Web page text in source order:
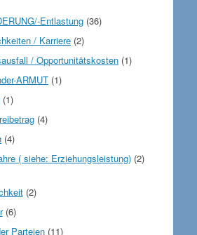
Entlastung(36)
/ Karriere (2)
/ Opportunitätskosten (1)
ARMUT (1)
(1)
(4)
(4)
( siehe: Erziehungsleistung) (2)
(2)
(6)
Parteien(11)